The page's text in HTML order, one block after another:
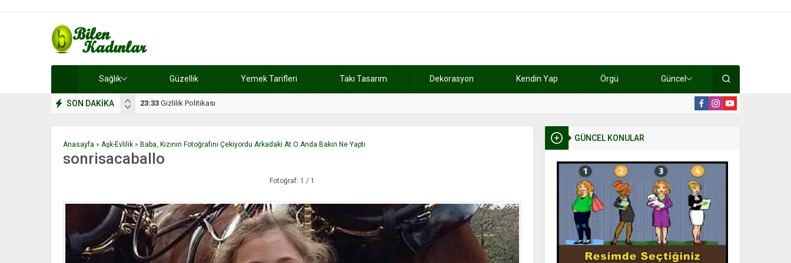
Sağlık Güzellik Yemek Tarifleri Takı Tasarım Dekorasyon Kendin Yap Örgü Güncel
SON DAKİKA 17:08 Dilan, düğününe 5 gün kala hayatını kaybetti
GÜNCEL KONULAR
Anasayfa » Aşk-Evlilik » Baba, Kızının Fotoğrafını Çekiyordu Arkadaki At O Anda Bakın Ne Yaptı
sonrisacaballo
Fotoğraf: 1 / 1